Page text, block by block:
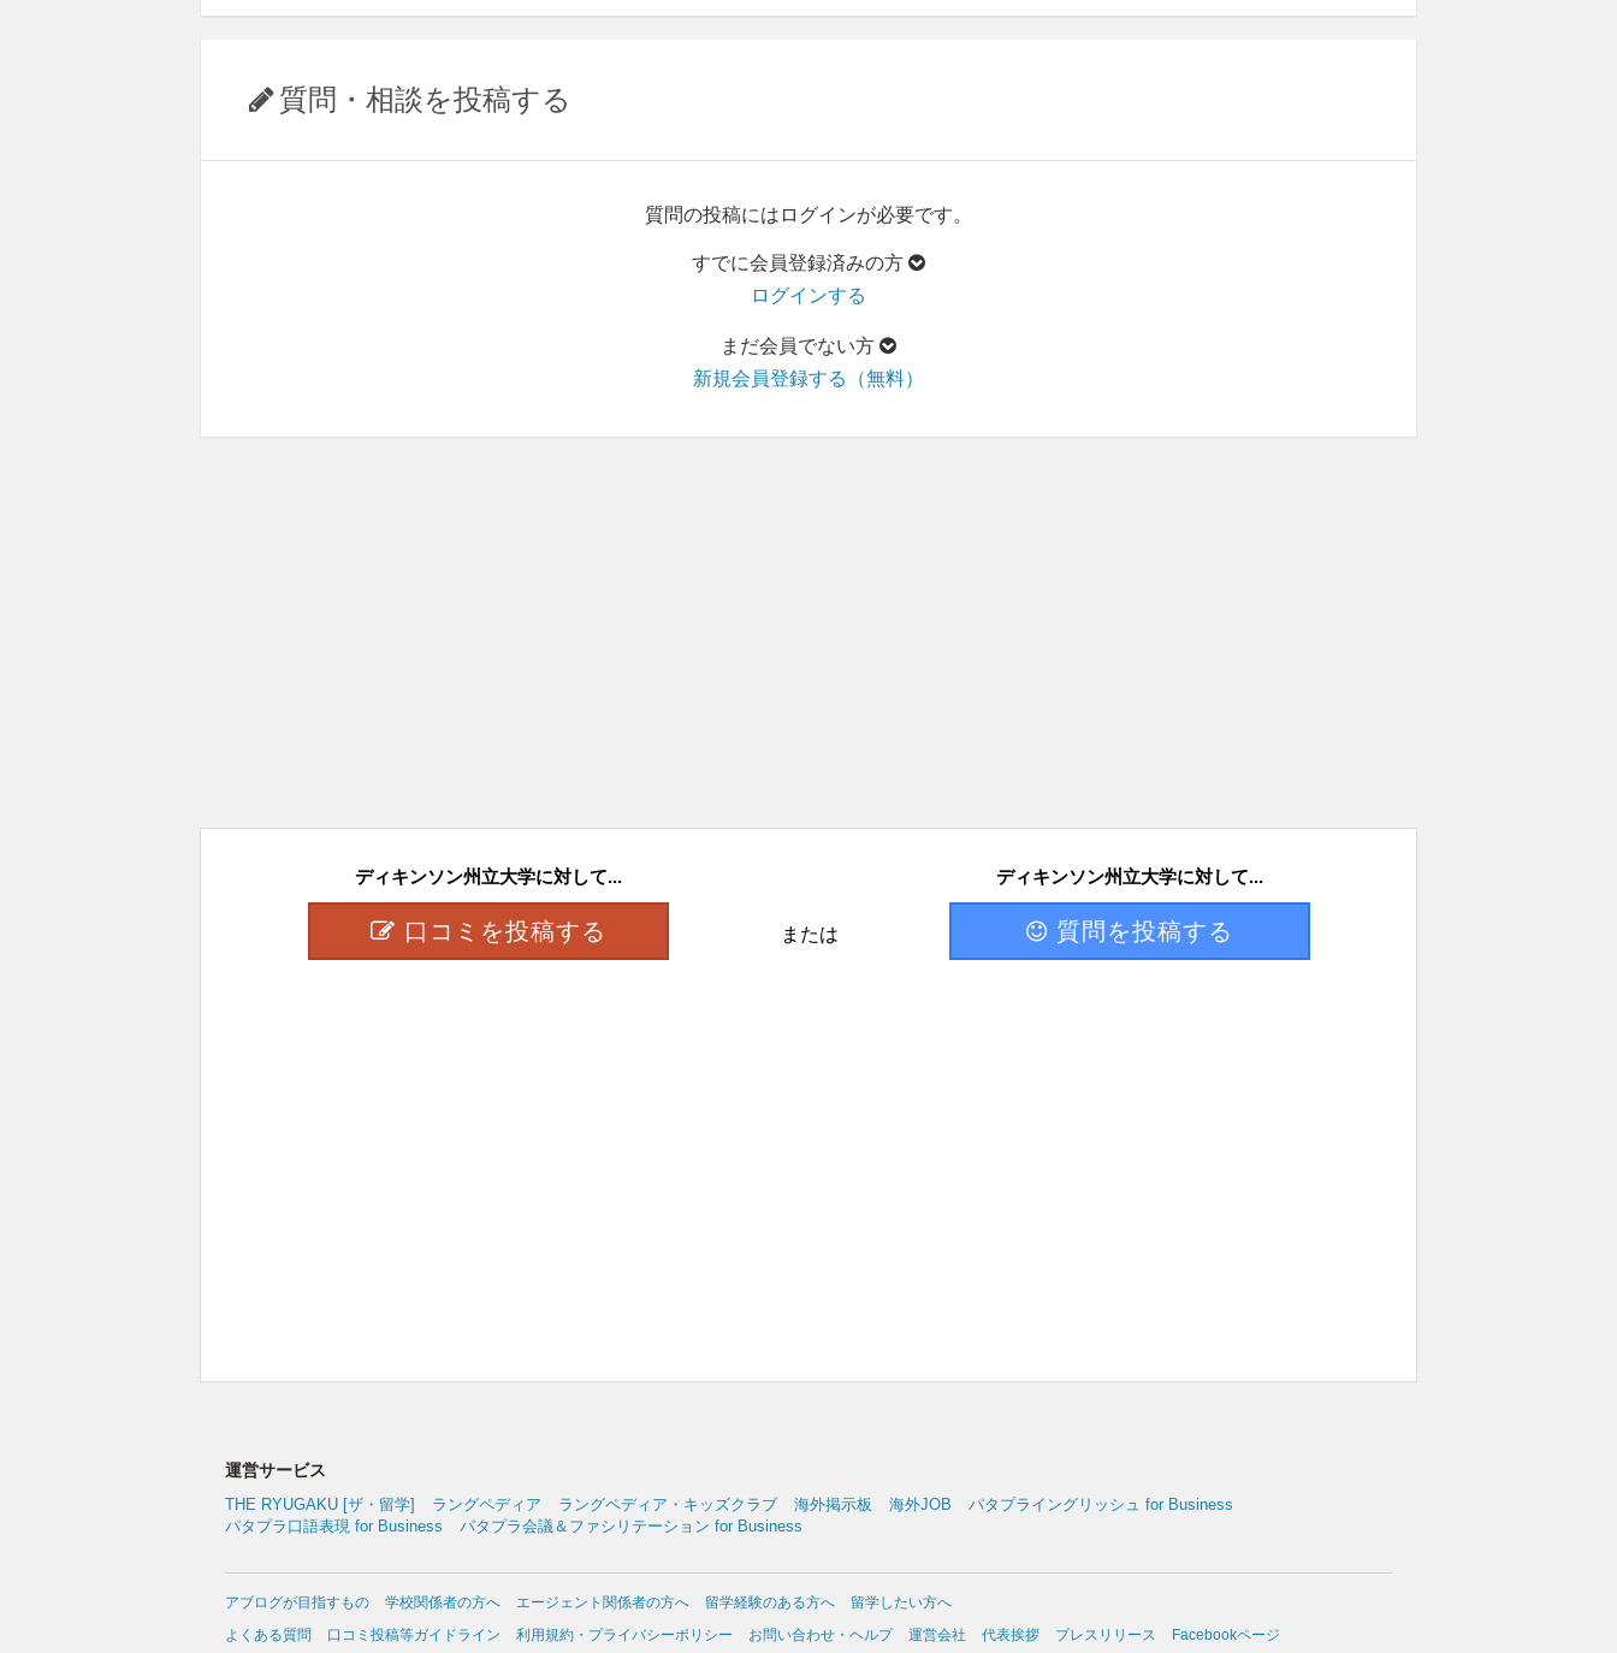
質問・相談を投稿する
質問の投稿にはログインが必要です。
すでに会員登録済みの方
ログインする
まだ会員でない方
新規会員登録する（無料）
ディキンソン州立大学に対して...
口コミを投稿する または
ディキンソン州立大学に対して...
質問を投稿する
運営サービス
THE RYUGAKU [ザ・留学] ラングペディア ラングペディア・キッズクラブ 海外掲示板 海外JOB
パタプライングリッシュ for Business
パタプラ口語表現 for Business
パタプラ会議＆ファシリテーション for Business
アブログが目指すもの 学校関係者の方へ エージェント関係者の方へ 留学経験のある方へ
留学したい方へ
よくある質問
口コミ投稿等ガイドライン 利用規約・プライバシーポリシー お問い合わせ・ヘルプ 運営会社 代表挨拶 プレスリリース Facebookページ